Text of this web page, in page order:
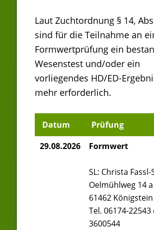
Laut Zuchtordnung § 14,
sind für die Teilnahme an
Formwertprüfung ein
Wesenstest und/oder ein
vorliegendes HD/ED-
mehr erforderlich.
Datum Prüfung
29.08.2026
Formwert
SL: Christa
Oelmühlweg 14 a
61462 Königstein
Tel. 06174-
3600544